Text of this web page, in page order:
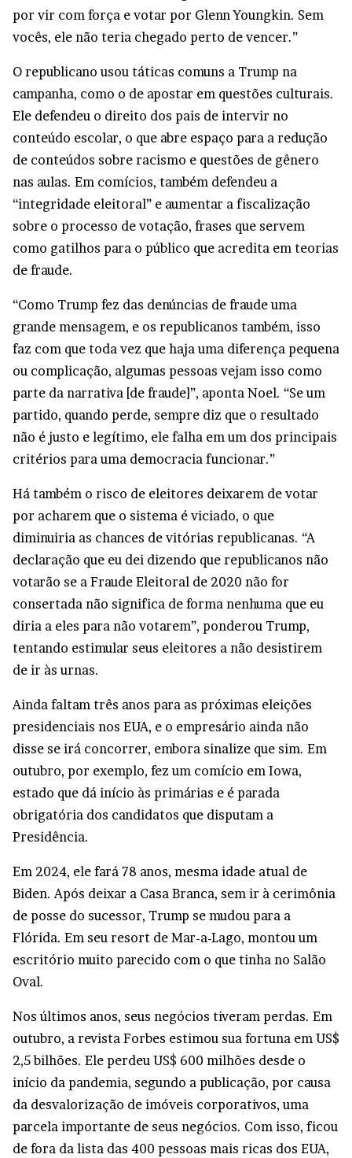
por vir com força e votar por Glenn Youngkin. Sem
vocês, ele não teria chegado perto de vencer.”
O republicano usou táticas comuns a Trump na
campanha, como o de apostar em questões culturais.
Ele defendeu o direito dos pais de intervir no
conteúdo escolar, o que abre espaço para a redução
de conteúdos sobre racismo e questões de gênero
nas aulas. Em comícios, também defendeu a
“integridade eleitoral” e aumentar a fiscalização
sobre o processo de votação, frases que servem
como gatilhos para o público que acredita em teorias
de fraude.
“Como Trump fez das denúncias de fraude uma
grande mensagem, e os republicanos também, isso
faz com que toda vez que haja uma diferença pequena
ou complicação, algumas pessoas vejam isso como
parte da narrativa [de fraude]”, aponta Noel. “Se um
partido, quando perde, sempre diz que o resultado
não é justo e legítimo, ele falha em um dos principais
critérios para uma democracia funcionar.”
Há também o risco de eleitores deixarem de votar
por acharem que o sistema é viciado, o que
diminuiria as chances de vitórias republicanas. “A
declaração que eu dei dizendo que republicanos não
votarão se a Fraude Eleitoral de 2020 não for
consertada não significa de forma nenhuma que eu
diria a eles para não votarem”, ponderou Trump,
tentando estimular seus eleitores a não desistirem
de ir às urnas.
Ainda faltam três anos para as próximas eleições
presidenciais nos EUA, e o empresário ainda não
disse se irá concorrer, embora sinalize que sim. Em
outubro, por exemplo, fez um comício em Iowa,
estado que dá início às primárias e é parada
obrigatória dos candidatos que disputam a
Presidência.
Em 2024, ele fará 78 anos, mesma idade atual de
Biden. Após deixar a Casa Branca, sem ir à cerimônia
de posse do sucessor, Trump se mudou para a
Flórida. Em seu resort de Mar-a-Lago, montou um
escritório muito parecido com o que tinha no Salão
Oval.
Nos últimos anos, seus negócios tiveram perdas. Em
outubro, a revista Forbes estimou sua fortuna em US$
2,5 bilhões. Ele perdeu US$ 600 milhões desde o
início da pandemia, segundo a publicação, por causa
da desvalorização de imóveis corporativos, uma
parcela importante de seus negócios. Com isso, ficou
de fora da lista das 400 pessoas mais ricas dos EUA,